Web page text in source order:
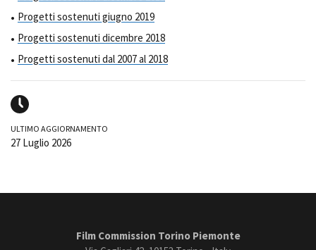
Progetti sostenuti giugno 2019
Progetti sostenuti dicembre 2018
Progetti sostenuti dal 2007 al 2018
ULTIMO AGGIORNAMENTO
27 Luglio 2026
Film Commission Torino Piemonte